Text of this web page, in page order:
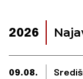
2026
09.08.